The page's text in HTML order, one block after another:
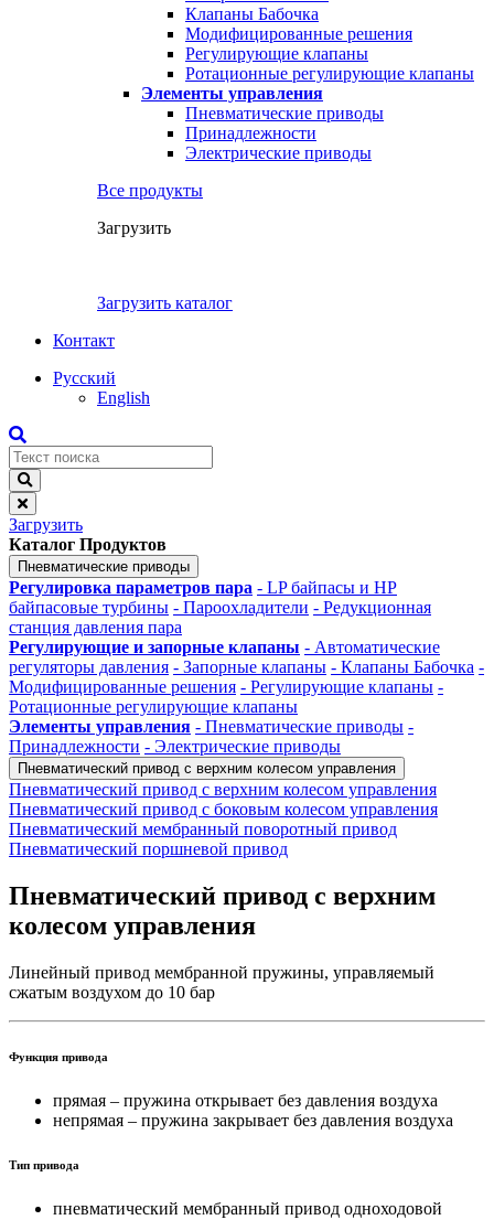
Клапаны Бабочка
Модифицированные решения
Регулирующие клапаны
Ротационные регулирующие клапаны
Элементы управления
Пневматические приводы
Принадлежности
Электрические приводы
Все продукты
Загрузить
Загрузить каталог
Контакт
Русский
English
Загрузить
Каталог Продуктов
Пневматические приводы
Регулировка параметров пара - LP байпасы и HP
байпасовые турбины - Пароохладители - Редукционная
станция давления пара
Регулирующие и запорные клапаны - Автоматические
регуляторы давления - Запорные клапаны - Клапаны Бабочка -
Модифицированные решения - Регулирующие клапаны -
Ротационные регулирующие клапаны
Элементы управления - Пневматические приводы -
Принадлежности - Электрические приводы
Пневматический привод с верхним колесом управления
Пневматический привод с верхним колесом управления
Пневматический привод с боковым колесом управления
Пневматический мембранный поворотный привод
Пневматический поршневой привод
Пневматический привод с верхним
колесом управления
Линейный привод мембранной пружины, управляемый
сжатым воздухом до 10 бар
Функция привода
прямая – пружина открывает без давления воздуха
непрямая – пружина закрывает без давления воздуха
Тип привода
пневматический мембранный привод одноходовой